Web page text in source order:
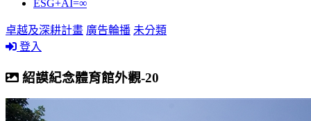
ESG+AI=∞
卓越及深耕計畫 廣告輪播 未分類
登入
紹謨紀念體育館外觀-20